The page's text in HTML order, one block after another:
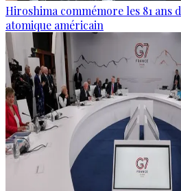
Hiroshima commémore les 81 ans
atomique américain